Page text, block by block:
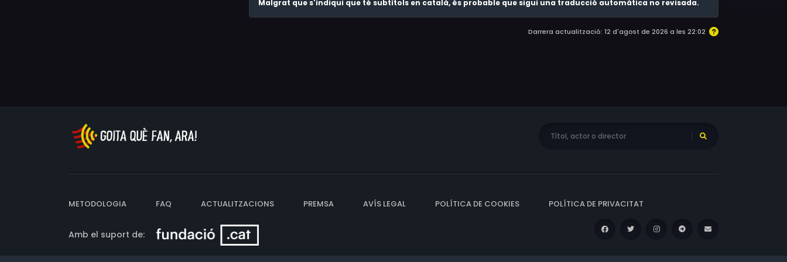
Malgrat que s'indiqui que té subtítols en català, és probable que sigui una traducció automàtica no revisada.
Darrera actualització: 12 d'agost de 2026 a les 22:02
METODOLOGIA FAQ ACTUALITZACIONS PREMSA AVÍS LEGAL POLÍTICA DE COOKIES POLÍTICA DE PRIVACITAT
Amb el suport de: